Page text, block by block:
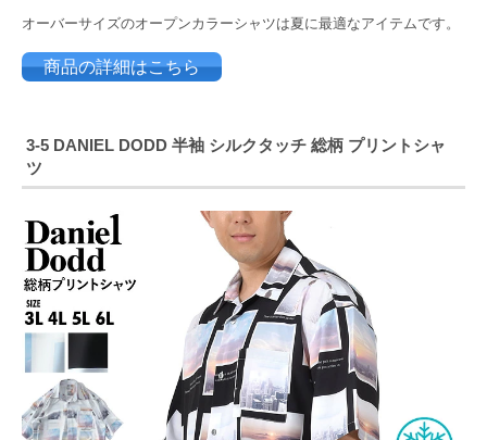
オーバーサイズのオープンカラーシャツは夏に最適なアイテムです。
商品の詳細はこちら
3-5 DANIEL DODD 半袖 シルクタッチ 総柄 プリントシャ
ツ